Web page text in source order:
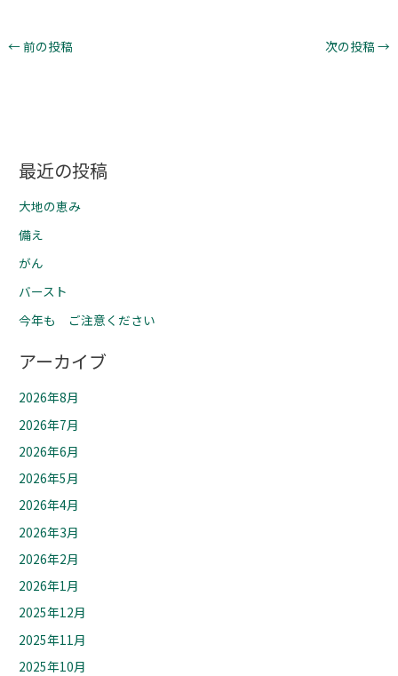
←前の投稿 次の投稿 →
最近の投稿
大地の恵み
備え
がん
バースト
今年も ご注意ください
アーカイブ
2026年8月
2026年7月
2026年6月
2026年5月
2026年4月
2026年3月
2026年2月
2026年1月
2025年12月
2025年11月
2025年10月